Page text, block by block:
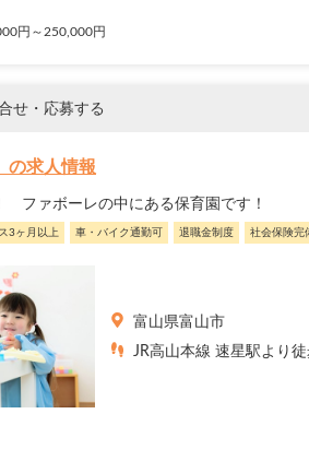
円～250,000円
せ・応募する
の求人情報
ファボーレの中にある保育園です！
3ヶ月以上 車・バイク通勤可 退職金制度 社会保険完
富山県富山市
JR高山本線 速星駅より